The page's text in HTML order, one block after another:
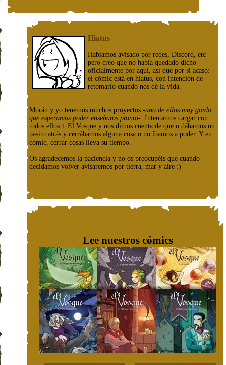
Hiatus
Habíamos avisado por redes, Discord, etc
pero creo que no había quedado dicho
oficialmente por aquí, así que por si acaso:
el cómic está en hiatus, con intención de
retomarlo cuando nos dé la vida.
Morán y yo tenemos muchos proyectos -uno de ellos muy gordo
que esperamos poder enseñaros pronto- . Intentamos cargar con
todos ellos + El Vosque y nos dimos cuenta de que o dábamos un
pasito atrás y cerrábamos alguna cosa o no íbamos a poder. Y en
cómic, cerrar cosas lleva su tiempo.
Os agradecemos la paciencia y no os preocupéis que cuando
decidamos volver avisaremos por tierra, mar y aire :)
Lee nuestros cómics